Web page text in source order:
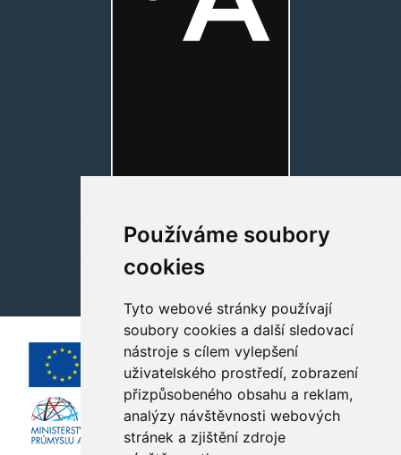
Používáme soubory
cookies
Tyto webové stránky používají
soubory cookies a další sledovací
nástroje s cílem vylepšení
uživatelského prostředí, zobrazení
přizpůsobeného obsahu a reklam,
analýzy návštěvnosti webových
stránek a zjištění zdroje